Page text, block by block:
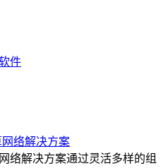
件
络解决方案
络解决方案通过灵活多样的组